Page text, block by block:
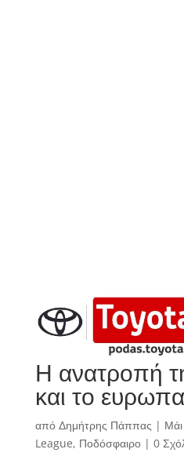
Η ανατροπή
και το
από Δημήτρης Πάππας |
League, Ποδόσφαιρο| 0